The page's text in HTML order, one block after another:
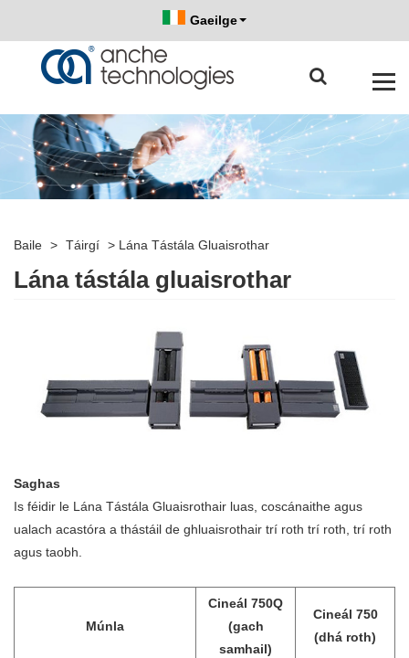
Gaeilge
Baile > Táirgí > Lána Tástála Gluaisrothar
Lána tástála gluaisrothar
Saghas
Is féidir le Lána Tástála Gluaisrothair luas, coscánaithe agus
ualach acastóra a thástáil de ghluaisrothair trí roth trí roth, trí roth
agus taobh.
Múnla
Cineál 750Q
(gach
samhail)
Cineál 750
(dhá roth)